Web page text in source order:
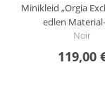
Minikleid „Orgia
edlen
Noir
119,00